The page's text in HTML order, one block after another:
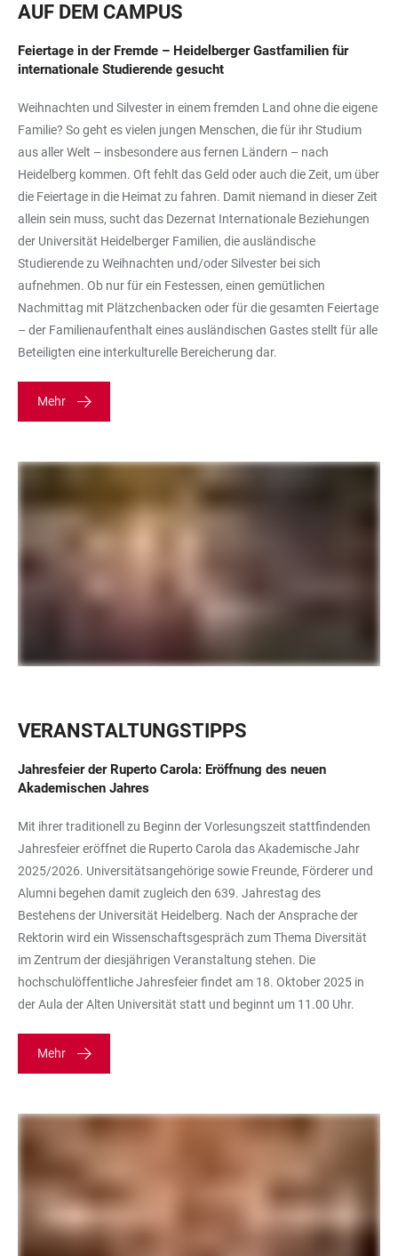
AUF DEM CAMPUS
Feiertage in der Fremde – Heidelberger Gastfamilien für
internationale Studierende gesucht
Weihnachten und Silvester in einem fremden Land ohne die eigene
Familie? So geht es vielen jungen Menschen, die für ihr Studium
aus aller Welt – insbesondere aus fernen Ländern – nach
Heidelberg kommen. Oft fehlt das Geld oder auch die Zeit, um über
die Feiertage in die Heimat zu fahren. Damit niemand in dieser Zeit
allein sein muss, sucht das Dezernat Internationale Beziehungen
der Universität Heidelberger Familien, die ausländische
Studierende zu Weihnachten und/oder Silvester bei sich
aufnehmen. Ob nur für ein Festessen, einen gemütlichen
Nachmittag mit Plätzchenbacken oder für die gesamten Feiertage
– der Familienaufenthalt eines ausländischen Gastes stellt für alle
Beteiligten eine interkulturelle Bereicherung dar.
Mehr
VERANSTALTUNGSTIPPS
Jahresfeier der Ruperto Carola: Eröffnung des neuen
Akademischen Jahres
Mit ihrer traditionell zu Beginn der Vorlesungszeit stattfindenden
Jahresfeier eröffnet die Ruperto Carola das Akademische Jahr
2025/2026. Universitätsangehörige sowie Freunde, Förderer und
Alumni begehen damit zugleich den 639. Jahrestag des
Bestehens der Universität Heidelberg. Nach der Ansprache der
Rektorin wird ein Wissenschaftsgespräch zum Thema Diversität
im Zentrum der diesjährigen Veranstaltung stehen. Die
hochschulöffentliche Jahresfeier findet am 18. Oktober 2025 in
der Aula der Alten Universität statt und beginnt um 11.00 Uhr.
Mehr